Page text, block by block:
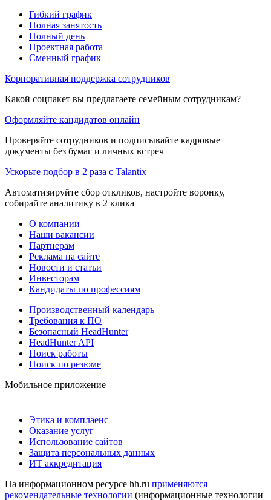
Гибкий график
Полная занятость
Полный день
Проектная работа
Сменный график
Корпоративная поддержка сотрудников
Какой соцпакет вы предлагаете семейным сотрудникам?
Оформляйте кандидатов онлайн
Проверяйте сотрудников и подписывайте кадровые
документы без бумаг и личных встреч
Ускорьте подбор в 2 раза с Talantix
Автоматизируйте сбор откликов, настройте воронку,
собирайте аналитику в 2 клика
О компании
Наши вакансии
Партнерам
Реклама на сайте
Новости и статьи
Инвесторам
Кандидаты по профессиям
Производственный календарь
Требования к ПО
Безопасный HeadHunter
HeadHunter API
Поиск работы
Поиск по резюме
Мобильное приложение
Этика и комплаенс
Оказание услуг
Использование сайтов
Защита персональных данных
ИТ аккредитация
На информационном ресурсе hh.ru применяются
рекомендательные технологии (информационные технологии